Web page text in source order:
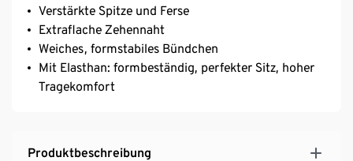
Verstärkte Spitze und Ferse
Extraflache Zehennaht
Weiches, formstabiles Bündchen
Mit Elasthan: formbeständig, perfekter Sitz, hoher
Tragekomfort
Produktbeschreibung